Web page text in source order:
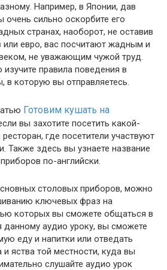
Например, в Японии, дав
очень сильно оскорбите его
странах, наоборот, не оставив
или евро, вас посчитают жадным и
не уважающим чужой труд.
правила поведения в
в которую вы отправляетесь.
Готовим кушать на
вы захотите посетить какой-
где посетители участвуют
Также здесь вы узнаете название
по-английски.
столовых приборов, можно
ключевых фраз на
которых вы сможете общаться в
данному аудио уроку, вы сможете
еду и напитки или отведать
яства той местности, куда вы
слушайте аудио урок